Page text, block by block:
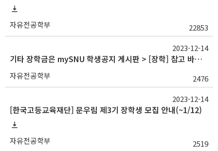
자유전공학부 22853
기타 장학금은 mySNU 학생공지 게시판 > [장학] 참고 바랍니다
자유전공학부 2476
2023-12-14
[한국고등교육재단] 문우림 제3기 장학생 모집 안내(~1/12)
자유전공학부 2519
2023-12-14